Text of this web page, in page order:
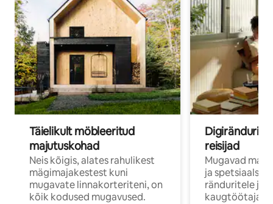
Täielikult möbleeritud
majutuskohad
Neis kõigis, alates rahulikest
mägimajakestest kuni
mugavate linnakorteriteni, on
kõik kodused mugavused.
Digirändurid
reisijad
Mugavad
ja spetsiaalse
ränduritele ja